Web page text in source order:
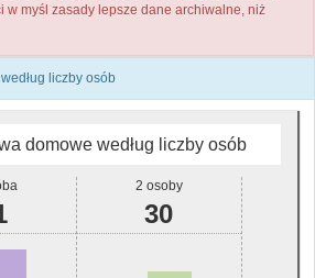
w myśl zasady lepsze dane archiwalne, niż
liczby osób
domowe według liczby osób
2 osoby
30